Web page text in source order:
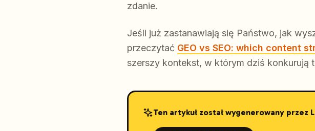
zdanie.
Jeśli już zastanawiają się Państwo, jak
przeczytać GEO vs SEO: which content
szerszy kontekst, w którym dziś konkurują
Ten artykuł został wygenerowany przez